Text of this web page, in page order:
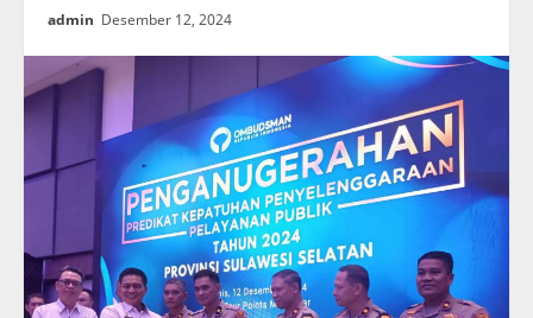
admin Desember 12, 2024